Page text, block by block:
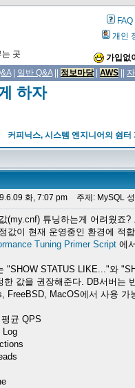
곳
FAQ
개인
가입없
| 일반 Q&A|| 정보마당| AWS
하자
커피닉스, 시스템 엔지니어의 쉼터
화, 7:07 pm 주제: MySQL
(my.cnf) 튜닝하는게 어려웠죠
값이 현재 운영중인 환경에 적
Tuning Primer Script 에
"SHOW STATUS LIKE..."와
한 값을 권장해준다. DB서버는
FreeBSD, MacOS에서 사용 가
균 QPS
Log